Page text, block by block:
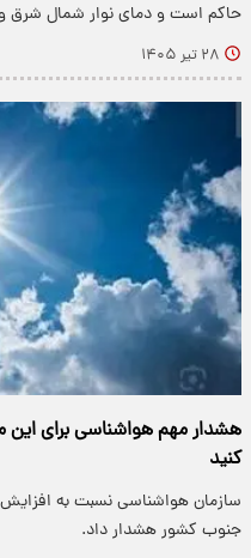
حاکم است و دمای نوار شمال شرق
۲۸ تیر ۱۴۰۵
هشدار مهم هواشناسی برای این
کنید
سازمان هواشناسی نسبت به
جنوب کشور هشدار داد.